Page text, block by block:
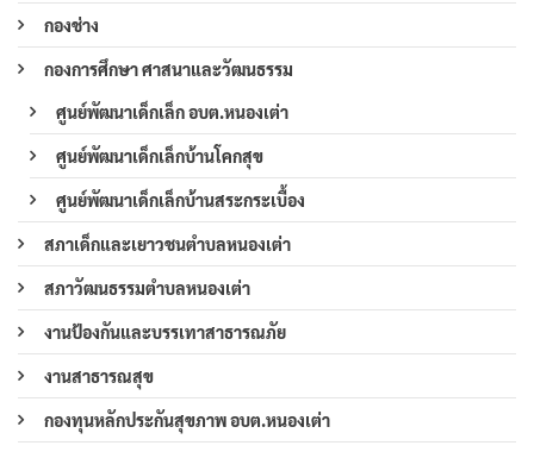
กองช่าง
กองการศึกษา ศาสนาและวัฒนธรรม
ศูนย์พัฒนาเด็กเล็ก อบต.หนองเต่า
ศูนย์พัฒนาเด็กเล็กบ้านโคกสุข
ศูนย์พัฒนาเด็กเล็กบ้านสระกระเบื้อง
สภาเด็กและเยาวชนตำบลหนองเต่า
สภาวัฒนธรรมตำบลหนองเต่า
งานป้องกันและบรรเทาสาธารณภัย
งานสาธารณสุข
กองทุนหลักประกันสุขภาพ อบต.หนองเต่า